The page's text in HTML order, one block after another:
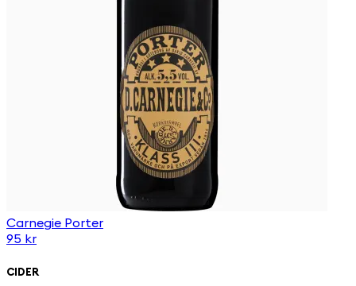
Carnegie Porter
95 kr
CIDER